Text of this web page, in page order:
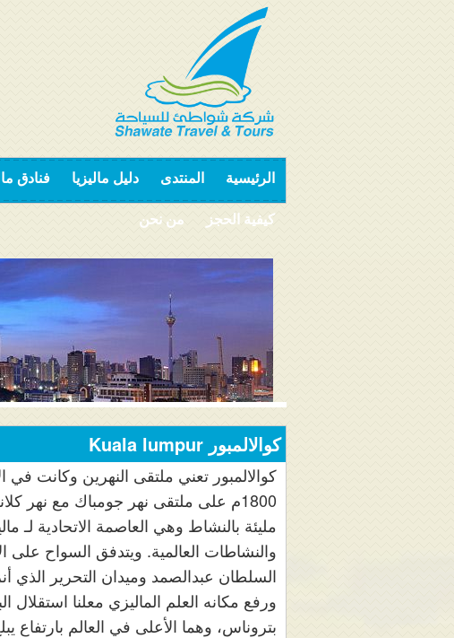
الرئيسية المنتدى دليل ماليزيا فنادق
كيفية الحجز من نحن
كوالالمبور Kuala lumpur
كوالالمبور تعني ملتقى النهرين وكانت
1800م على ملتقى نهر جومباك مع نهر
مليئة بالنشاط وهي العاصمة الاتحادية لـ
والنشاطات العالمية. ويتدفق السواح على
ورفع مكانه العلم الماليزي معلنا استقلال